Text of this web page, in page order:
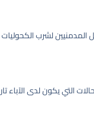
لشرب
التي يكون لدى الآباء